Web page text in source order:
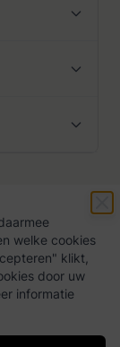
welke cookies
klikt,
door uw
informatie